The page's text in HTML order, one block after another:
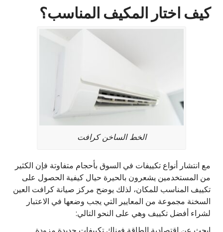
كيف اختار المكيف المناسب؟
الخط الساخن كرافت
مع انتشار أنواع تكييفات في السوق بأحجام متفاوتة فإن الكثير
من المستخدمين يشعرون بالحيرة حيال كيفية الحصول على
تكييف المناسب للمكان، لذلك يوضح مركز صيانة كرافت العين
السخنة مجموعة من المعايير التي يجب وضعها في الاعتبار
لشراء أفضل تكييف وهي على النحو التالي: